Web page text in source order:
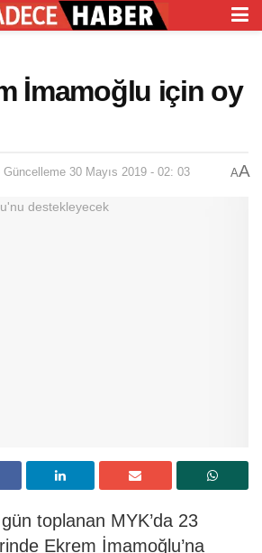
İmamoğlu için oy
30 Mayıs 2019 - 02: 03 AA
toplanan MYK’da 23
Ekrem İmamoğlu’na